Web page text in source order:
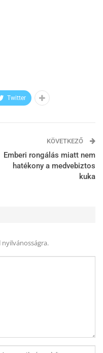
Twitter
KÖVETKEZŐ
Emberi rongálás miatt nem
hatékony a medvebiztos
kuka